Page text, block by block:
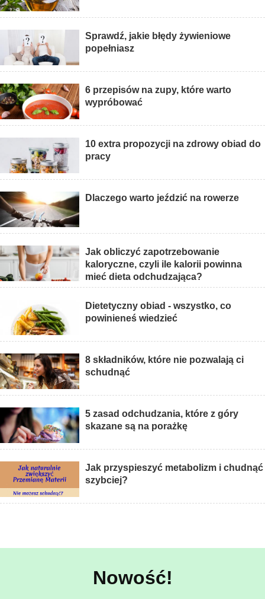
Sprawdź, jakie błędy żywieniowe
popełniasz
6 przepisów na zupy, które warto
wypróbować
10 extra propozycji na zdrowy obiad do
pracy
Dlaczego warto jeździć na rowerze
Jak obliczyć zapotrzebowanie
kaloryczne, czyli ile kalorii powinna
mieć dieta odchudzająca?
Dietetyczny obiad - wszystko, co
powinieneś wiedzieć
8 składników, które nie pozwalają ci
schudnąć
5 zasad odchudzania, które z góry
skazane są na porażkę
Jak przyspieszyć metabolizm i chudnąć
szybciej?
Nowość!